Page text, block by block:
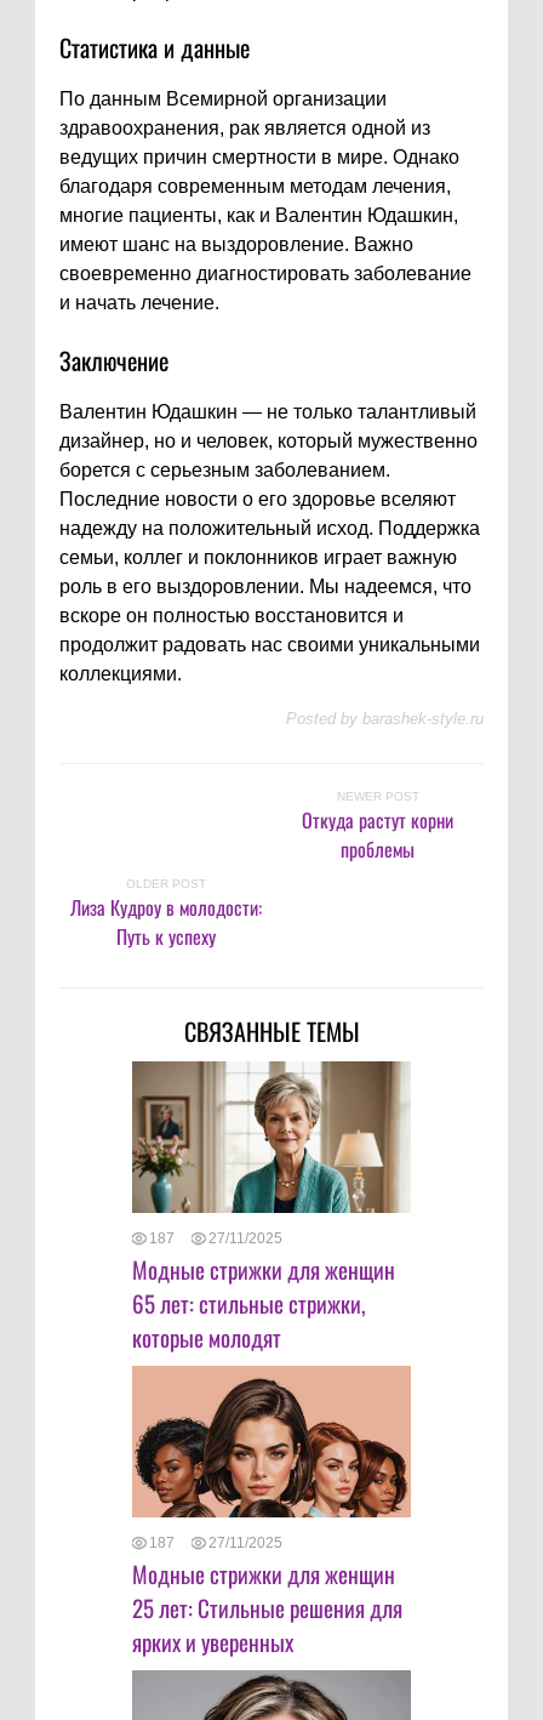
Статистика и данные
По данным Всемирной организации
здравоохранения, рак является одной из
ведущих причин смертности в мире. Однако
благодаря современным методам лечения,
многие пациенты, как и Валентин Юдашкин,
имеют шанс на выздоровление. Важно
своевременно диагностировать заболевание
и начать лечение.
Заключение
Валентин Юдашкин — не только талантливый
дизайнер, но и человек, который мужественно
борется с серьезным заболеванием.
Последние новости о его здоровье вселяют
надежду на положительный исход. Поддержка
семьи, коллег и поклонников играет важную
роль в его выздоровлении. Мы надеемся, что
вскоре он полностью восстановится и
продолжит радовать нас своими уникальными
коллекциями.
Posted by barashek-style.ru
NEWER POST
Откуда растут корни
проблемы
OLDER POST
Лиза Кудроу в молодости:
Путь к успеху
СВЯЗАННЫЕ ТЕМЫ
187 27/11/2025
Модные стрижки для женщин
65 лет: стильные стрижки,
которые молодят
187 27/11/2025
Модные стрижки для женщин
25 лет: Стильные решения для
ярких и уверенных